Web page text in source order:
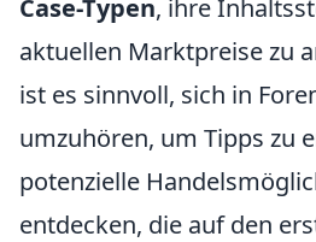
Case-Typen, ihre
aktuellen Marktpreise zu
ist es sinnvoll, sich in
umzuhören, um Tipps zu
potenzielle
entdecken, die auf den